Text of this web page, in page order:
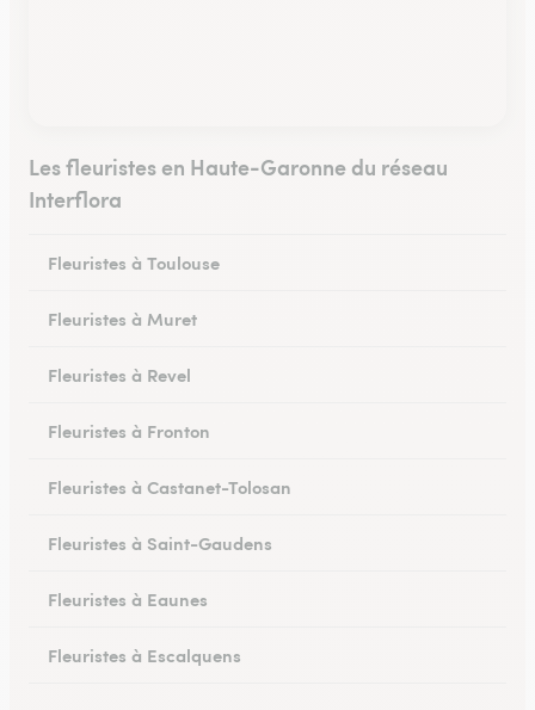
Les fleuristes en Haute-Garonne du réseau
Interflora
Fleuristes à Toulouse
Fleuristes à Muret
Fleuristes à Revel
Fleuristes à Fronton
Fleuristes à Castanet-Tolosan
Fleuristes à Saint-Gaudens
Fleuristes à Eaunes
Fleuristes à Escalquens